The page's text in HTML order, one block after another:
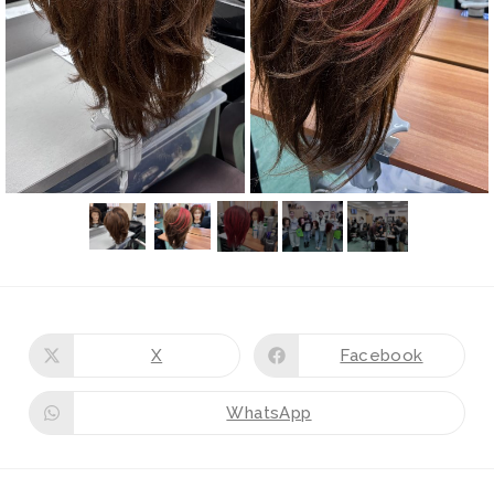
X Facebook
WhatsApp